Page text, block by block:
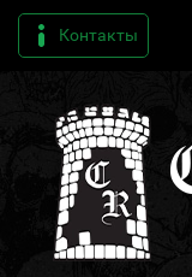
Контакты